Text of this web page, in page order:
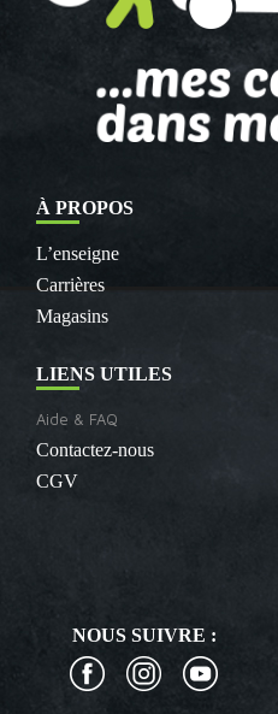
À PROPOS
L’enseigne
Carrières
Magasins
LIENS UTILES
Aide & FAQ
Contactez-nous
CGV
NOUS SUIVRE :